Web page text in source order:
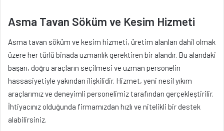
Asma Tavan Söküm ve Kesim Hizmeti
Asma tavan söküm ve kesim hizmeti, üretim alanları dahil olmak
üzere her türlü binada uzmanlık gerektiren bir alandır. Bu alandaki
başarı, doğru araçların seçilmesi ve uzman personelin
hassasiyetiyle yakından ilişkilidir. Hizmet, yeni nesil yıkım
araçlarımız ve deneyimli personelimiz tarafından gerçekleştirilir.
İhtiyacınız olduğunda firmamızdan hızlı ve nitelikli bir destek
alabilirsiniz.